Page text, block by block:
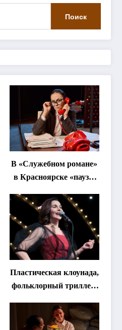
Поиск
В «Служебном романе»
в Красноярске «паузы
Пластическая клоунада,
фольклорный триллер,
Что покажут на втором
этапе фестиваля